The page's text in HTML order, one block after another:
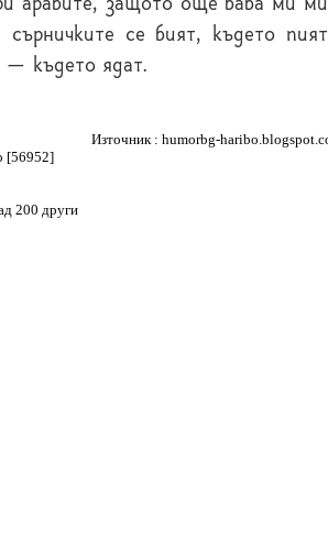
сърничките се бият, където пият
където ядат.
Източник : humorbg-
[56952]
200 други